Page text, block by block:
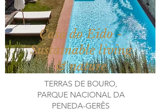
Casa do Eido -
Sustainable living
& nature
TERRAS DE BOURO,
PARQUE NACIONAL DA
PENEDA-GERÊS